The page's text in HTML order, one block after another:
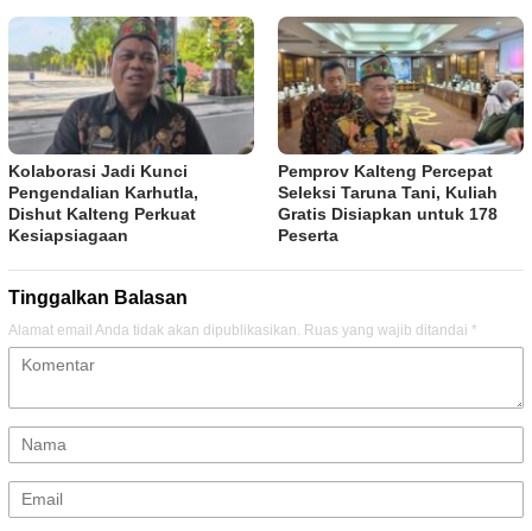
Kolaborasi Jadi Kunci
Pengendalian Karhutla,
Dishut Kalteng Perkuat
Kesiapsiagaan
Pemprov Kalteng Percepat
Seleksi Taruna Tani, Kuliah
Gratis Disiapkan untuk 178
Peserta
Tinggalkan Balasan
Alamat email Anda tidak akan dipublikasikan. Ruas yang wajib ditandai *